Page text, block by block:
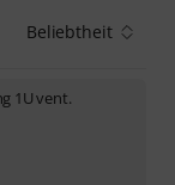
Beliebtheit
1U vent.